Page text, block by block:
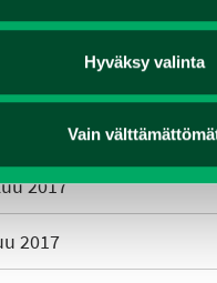
Hyväksy valinta
Vain
2018
2017
2017